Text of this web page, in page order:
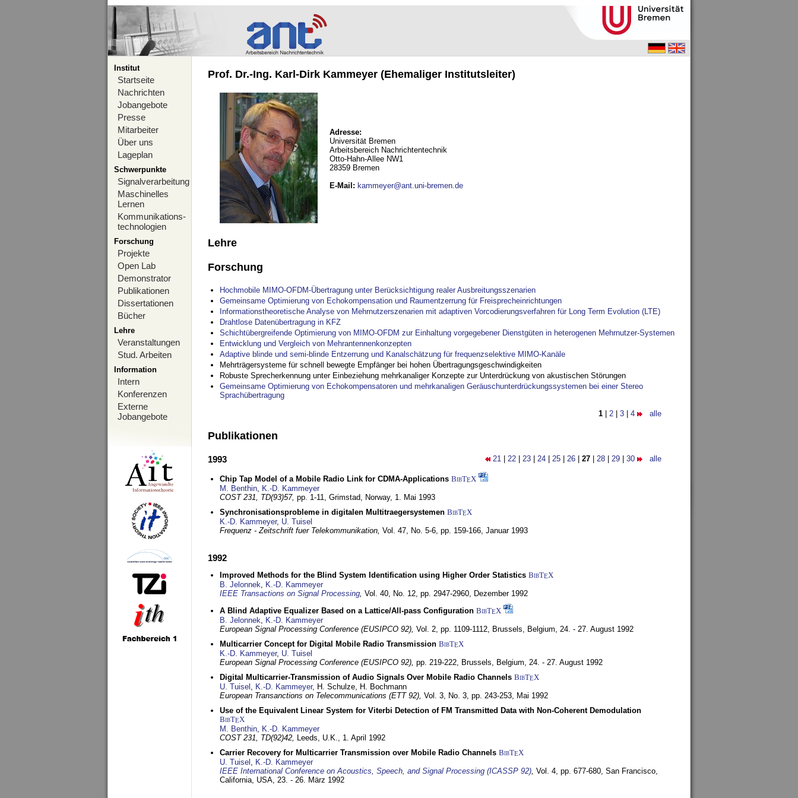
Institut
Startseite
Nachrichten
Jobangebote
Presse
Mitarbeiter
Über uns
Lageplan
Schwerpunkte
Signalverarbeitung
Maschinelles
Lernen
Kommunikations-
technologien
Forschung
Projekte
Open Lab
Demonstrator
Publikationen
Dissertationen
Bücher
Lehre
Veranstaltungen
Stud. Arbeiten
Information
Intern
Konferenzen
Externe
Jobangebote
Prof. Dr.-Ing. Karl-Dirk Kammeyer (Ehemaliger Institutsleiter)
Adresse:
Universität Bremen
Arbeitsbereich Nachrichtentechnik
Otto-Hahn-Allee NW1
28359 Bremen
E-Mail : kammeyer@ant.uni-bremen.de
Lehre
Forschung
Hochmobile MIMO-OFDM-Übertragung unter Berücksichtigung realer Ausbreitungsszenarien
Gemeinsame Optimierung von Echokompensation und Raumentzerrung für Freisprecheinrichtungen
Informationstheoretische Analyse von Mehrnutzerszenarien mit adaptiven Vorcodierungsverfahren für Long Term Evolution (LTE)
Drahtlose Datenübertragung in KFZ
Schichtübergreifende Optimierung von MIMO-OFDM zur Einhaltung vorgegebener Dienstgüten in heterogenen Mehrnutzer-Systemen
Entwicklung und Vergleich von Mehrantennenkonzepten
Adaptive blinde und semi-blinde Entzerrung und Kanalschätzung für frequenzselektive MIMO-Kanäle
Mehrträgersysteme für schnell bewegte Empfänger bei hohen Übertragungsgeschwindigkeiten
Robuste Sprecherkennung unter Einbeziehung mehrkanaliger Konzepte zur Unterdrückung von akustischen Störungen
Gemeinsame Optimierung von Echokompensatoren und mehrkanaligen Geräuschunterdrückungssystemen bei einer Stereo
Sprachübertragung
1 2 3 4 alle
Publikationen
21 22 23 24 25 26 27 28 29 30 alle
1993
Chip Tap Model of a Mobile Radio Link for CDMA-Applications BibTEX
M. Benthin, K.-D. Kammeyer
COST 231, TD(93)57, pp. 1-11, Grimstad, Norway, 1. Mai 1993
Synchronisationsprobleme in digitalen Multitraegersystemen BibTEX
K.-D. Kammeyer, U. Tuisel
Frequenz - Zeitschrift fuer Telekommunikation, Vol. 47, No. 5-6, pp. 159-166, Januar 1993
1992
Improved Methods for the Blind System Identification using Higher Order Statistics BibTEX
B. Jelonnek, K.-D. Kammeyer
IEEE Transactions on Signal Processing, Vol. 40, No. 12, pp. 2947-2960, Dezember 1992
A Blind Adaptive Equalizer Based on a Lattice/All-pass Configuration BibTEX
B. Jelonnek, K.-D. Kammeyer
European Signal Processing Conference (EUSIPCO 92), Vol. 2, pp. 1109-1112, Brussels, Belgium, 24. - 27. August 1992
Multicarrier Concept for Digital Mobile Radio Transmission BibTEX
K.-D. Kammeyer, U. Tuisel
European Signal Processing Conference (EUSIPCO 92), pp. 219-222, Brussels, Belgium, 24. - 27. August 1992
Digital Multicarrier-Transmission of Audio Signals Over Mobile Radio Channels BibTEX
U. Tuisel , K.-D. Kammeyer, H. Schulze, H. Bochmann
European Transanctions on Telecommunications (ETT 92), Vol. 3, No. 3, pp. 243-253, Mai 1992
Use of the Equivalent Linear System for Viterbi Detection of FM Transmitted Data with Non-Coherent Demodulation
BibTEX
M. Benthin, K.-D. Kammeyer
COST 231, TD(92)42, Leeds, U.K., 1. April 1992
Carrier Recovery for Multicarrier Transmission over Mobile Radio Channels BibTEX
U. Tuisel , K.-D. Kammeyer
IEEE International Conference on Acoustics, Speech, and Signal Processing (ICASSP 92), Vol. 4, pp. 677-680, San Francisco,
California, USA, 23. - 26. März 1992